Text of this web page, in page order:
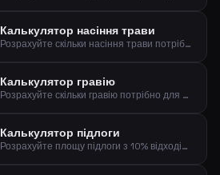
Калькулятор насіння трави
Розрахуйте скільки насіння трави потрібно для нового посіву або підсіву газону
Калькулятор гравію
Розрахуйте скільки гравію потрібно для під'їздів, доріжок та дренажних шарів
Калькулятор підлоги
Розрахуйте площу підлоги з 10% відходів та кількість упаковок